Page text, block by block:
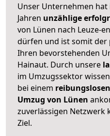
Unser Unternehmen
Jahren unzählige
von Lünen nach Leuze-
dürfen und ist somit
Ihren bevorstehenden
Hainaut. Durch unsere
im Umzugssektor
bei einem
Umzug von Lünen
zuverlässigen Netzwerk
Ziel.